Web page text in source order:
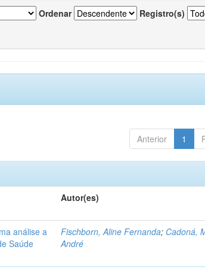
Ordenar Registro(s)
Anterior 1
Autor(es)
análise a
Saúde
Fischborn, Aline Fernanda; Cadoná,
André